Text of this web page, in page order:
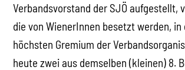
Verbandsvorstand der SJÖ aufgestellt,
die von WienerInnen besetzt werden, in
höchsten Gremium der
heute zwei aus demselben (kleinen) 8.